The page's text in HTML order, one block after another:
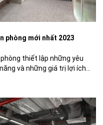
phòng mới nhất 2023
thiết lập những yêu
và những giá trị lợi ích